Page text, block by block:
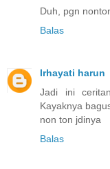
Duh, pgn
Balas
Irhayati harun
Jadi ini
Kayaknya
non ton jdinya
Balas